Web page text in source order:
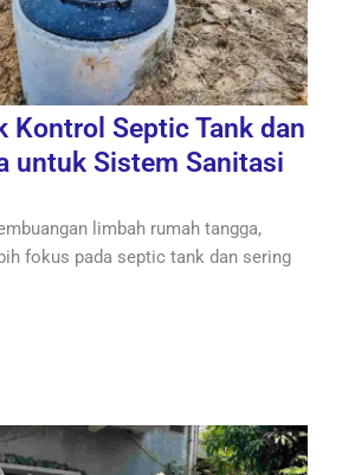
Kontrol Septic Tank dan
untuk Sistem Sanitasi
limbah rumah tangga,
fokus pada septic tank dan sering